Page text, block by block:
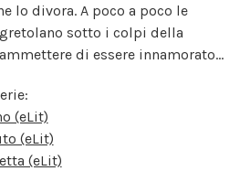
lo divora. A poco a poco le
sotto i colpi della
di essere innamorato...
(eLit)
(eLit)
(eLit)